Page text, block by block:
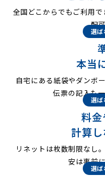
全国どこからでもご利用
配
選
本当
自宅にある紙袋やダンボ
伝票の記入も
選
料
計算
リネットは枚数制限なし
安は事前
選